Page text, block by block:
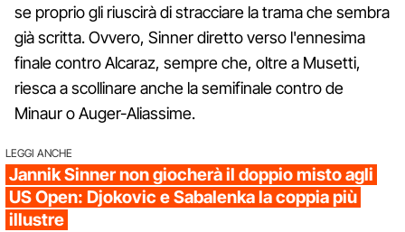
se proprio gli riuscirà di stracciare la trama che sembra
già scritta. Ovvero, Sinner diretto verso l'ennesima
finale contro Alcaraz, sempre che, oltre a Musetti,
riesca a scollinare anche la semifinale contro de
Minaur o Auger-Aliassime.
LEGGI ANCHE
Jannik Sinner non giocherà il doppio misto agli
US Open: Djokovic e Sabalenka la coppia più
illustre